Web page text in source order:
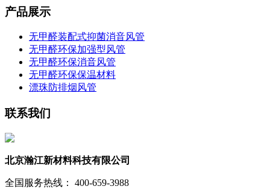
产品展示
无甲醛装配式抑菌消音风管
无甲醛环保加强型风管
无甲醛环保消音风管
无甲醛环保保温材料
漂珠防排烟风管
联系我们
北京瀚江新材料科技有限公司
全国服务热线： 400-659-3988